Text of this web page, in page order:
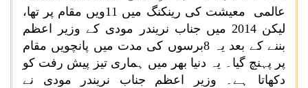
عالمی معیشت کی رینکنگ میں 11ویں مقام پر تھا،
لیکن 2014 میں جناب نریندر مودی کے وزیر اعظم
بننے کے بعد یہ 8برسوں کی مدت میں پانچویں مقام
پر پہنچ گیا۔ یہ دنیا بھر میں ہماری تیز پیش رفت کو
دکھاتا ہے۔ وزیر اعظم جناب نریندر مودی نے